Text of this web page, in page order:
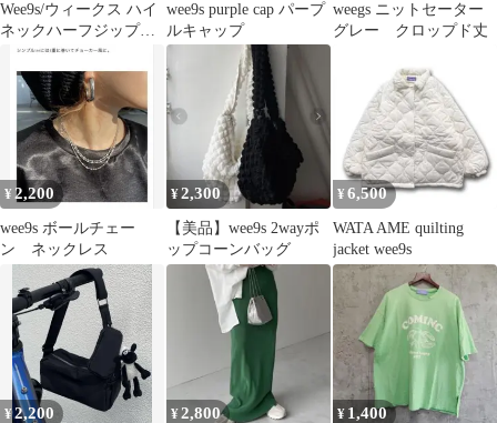
Wee9s/ウィークス ハイ
ネックハーフジップ撥
水ナイロンオールイン
ワン フリー
wee9s purple cap パープ
ルキャップ
weegs ニットセーター
グレー クロップド丈
¥ 2,200
wee9s ボールチェー
ン ネックレス
¥2,300
【美品】wee9s 2wayポ
ップコーンバッグ
¥ 6,500
WATA AME quilting
jacket wee9s
¥2,200 ¥2,800 ¥ 1,400